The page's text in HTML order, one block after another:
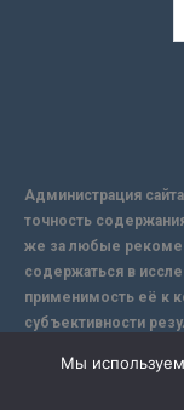
Администрация
точность
же за любые
содержаться в
применимость её к
субъективности
надежной защиты
Мы